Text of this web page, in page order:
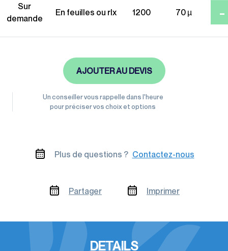
Sur
demande
En feuilles ou rlx 1200 70 µ -
AJOUTER AU DEVIS
Un conseiller vous rappelle dans l'heure
pour préciser vos choix et options
Plus de questions ? Contactez-nous
Partager Imprimer
DETAILS